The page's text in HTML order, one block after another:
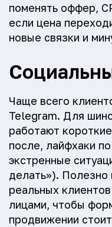
поменять оффер,
если цена
новые связки и
Чаще всего
Telegram. Для
работают
после, лайфхаки
экстренные
делать»). Полезно
реальных
лицами, чтобы
продвижении